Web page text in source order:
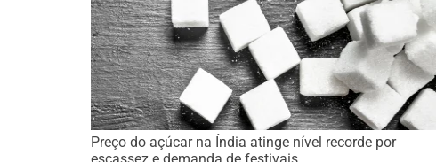
Preço do açúcar na Índia atinge nível recorde por